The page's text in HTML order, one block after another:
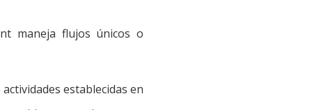
maneja flujos únicos o
establecidas en